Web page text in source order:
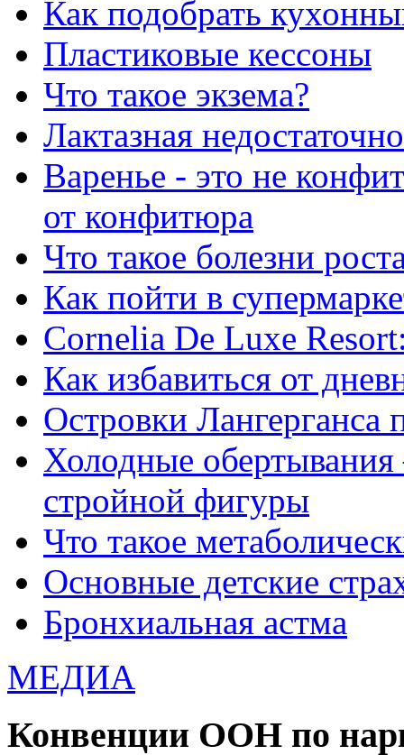
Как подобрать
Пластиковые кессоны
Что такое экзема?
Лактазная
Варенье - это не
от конфитюра
Что такое болезни
Как пойти в
Сornelia De Luxe
Как избавиться от
Островки
Холодные обертывания
стройной фигуры
Что такое
Основные детские
Бронхиальная астма
МЕДИА
Конвенции ООН по